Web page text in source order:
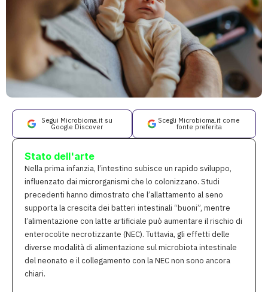
Segui Microbioma.it su
Google Discover
Scegli Microbioma.it come
fonte preferita
Stato dell'arte
Nella prima infanzia, l’intestino subisce un rapido sviluppo,
influenzato dai microrganismi che lo colonizzano. Studi
precedenti hanno dimostrato che l’allattamento al seno
supporta la crescita dei batteri intestinali “buoni”, mentre
l’alimentazione con latte artificiale può aumentare il rischio di
enterocolite necrotizzante (NEC). Tuttavia, gli effetti delle
diverse modalità di alimentazione sul microbiota intestinale
del neonato e il collegamento con la NEC non sono ancora
chiari.